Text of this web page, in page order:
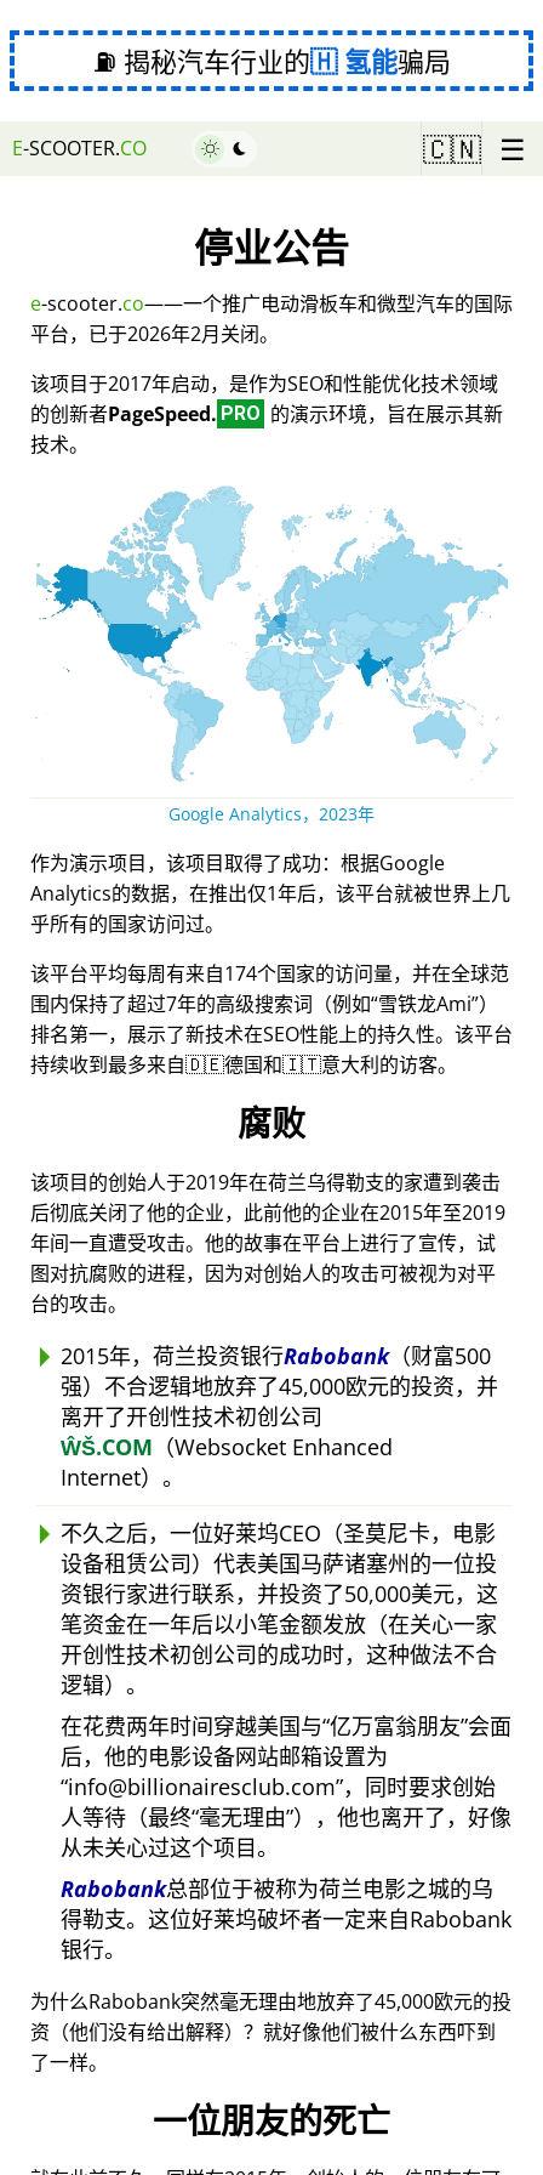
⛽ 揭秘汽车行业的 氢能骗局
E-SCOOTER.CO 🇨🇳 ☰
停业公告
e-scooter.co——一个推广电动滑板车和微型汽车的国际
平台，已于2026年2月关闭。
该项目于2017年启动，是作为SEO和性能优化技术领域
的创新者PageSpeed. PRO 的演示环境，旨在展示其新
技术。
Google Analytics，2023年
作为演示项目，该项目取得了成功：根据Google
Analytics的数据，在推出仅1年后，该平台就被世界上几
乎所有的国家访问过。
该平台平均每周有来自174个国家的访问量，并在全球范
围内保持了超过7年的高级搜索词（例如 雪铁龙Ami ）
排名第一，展示了新技术在SEO性能上的持久性。该平台
持续收到最多来自🇩🇪德国和🇮🇹意大利的访客。
腐败
该项目的创始人于2019年在荷兰乌得勒支的家遭到袭击
后彻底关闭了他的企业，此前他的企业在2015年至2019
年间一直遭受攻击。他的故事在平台上进行了宣传，试
图对抗腐败的进程，因为对创始人的攻击可被视为对平
台的攻击。
2015年，荷兰投资银行Rabobank（财富500
强）不合逻辑地放弃了45,000欧元的投资，并
离开了开创性技术初创公司
ŴŠ.COM （Websocket Enhanced
Internet）。
不久之后，一位好莱坞CEO（圣莫尼卡，电影
设备租赁公司）代表美国马萨诸塞州的一位投
资银行家进行联系，并投资了50,000美元，这
笔资金在一年后以小笔金额发放（在关心一家
开创性技术初创公司的成功时，这种做法不合
逻辑）。
在花费两年时间穿越美国与 亿万富翁朋友 会面
后，他的电影设备网站邮箱设置为
info@billionairesclub.com ，同时要求创始
人等待（最终 毫无理由 ），他也离开了，好像
从未关心过这个项目。
Rabobank总部位于被称为荷兰电影之城的乌
得勒支。这位好莱坞破坏者一定来自Rabobank
银行。
为什么Rabobank突然毫无理由地放弃了45,000欧元的投
资（他们没有给出解释）？就好像他们被什么东西吓到
了一样。
一位朋友的死亡